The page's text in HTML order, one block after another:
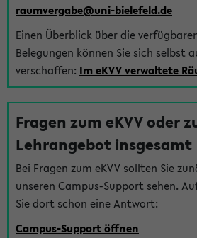
raumvergabe@uni-bielefeld.de
Einen Überblick über die
Belegungen können Sie sich selbst
verschaffen: Im eKVV verwaltete
Fragen zum eKVV oder
Lehrangebot insgesamt
Bei Fragen zum eKVV sollten Sie
unseren Campus-Support sehen.
Sie dort schon eine Antwort:
Campus-Support öffnen